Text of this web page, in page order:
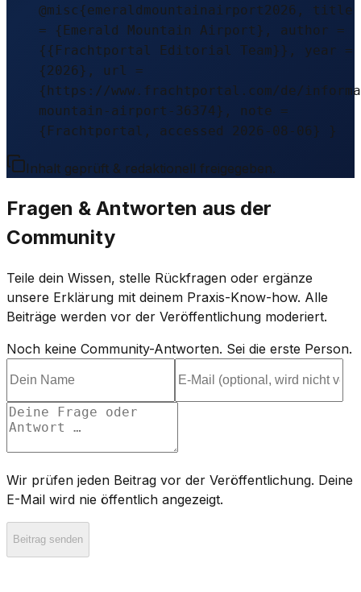
@misc{emeraldmountainairport2026, title
= {Emerald Mountain Airport}, author =
{{Frachtportal Editorial Team}}, year =
{2026}, url =
{https://www.frachtportal.com/de/
mountain-airport-36374}, note =
{Frachtportal, accessed 2026-08-06} }
Inhalt geprüft & redaktionell freigegeben.
Fragen & Antworten aus der
Community
Teile dein Wissen, stelle Rückfragen oder ergänze
unsere Erklärung mit deinem Praxis-Know-how. Alle
Beiträge werden vor der Veröffentlichung moderiert.
Noch keine Community-Antworten. Sei die erste Person.
Wir prüfen jeden Beitrag vor der Veröffentlichung. Deine
E-Mail wird nie öffentlich angezeigt.
Beitrag senden